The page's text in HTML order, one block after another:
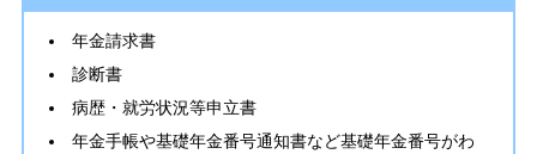
年金請求書
診断書
病歴・就労状況等申立書
年金手帳や基礎年金番号通知書など基礎年金番号がわ